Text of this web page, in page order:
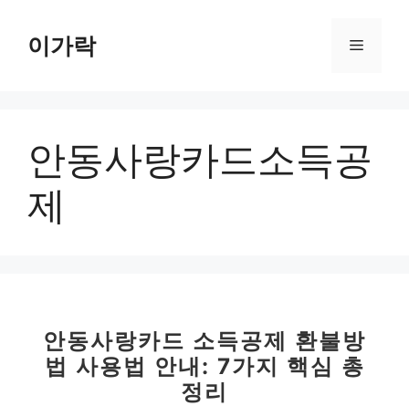
이가락 메
안동사랑카드소득공
제
안동사랑카드 소득공제 환불방
법 사용법 안내: 7가지 핵심 총
정리